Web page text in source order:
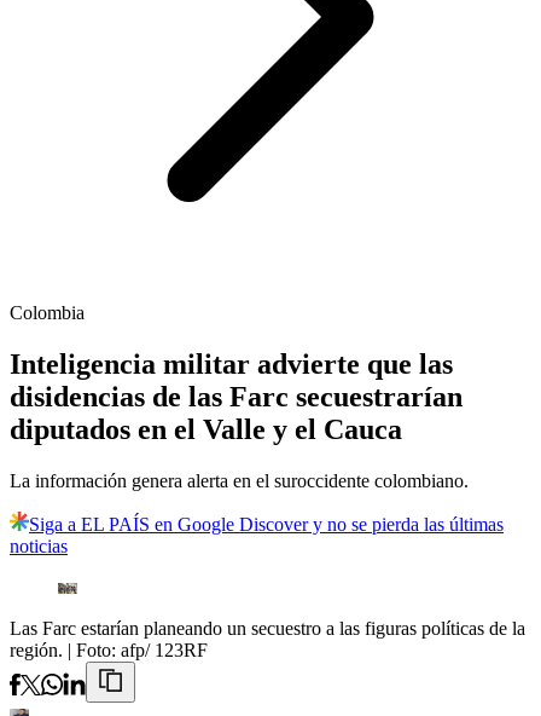
Colombia
Inteligencia militar advierte que las
disidencias de las Farc secuestrarían
diputados en el Valle y el Cauca
La información genera alerta en el suroccidente colombiano.
Siga a EL PAÍS en Google Discover y no se pierda las últimas
noticias
Las Farc estarían planeando un secuestro a las figuras políticas de la
región. | Foto: afp/ 123RF